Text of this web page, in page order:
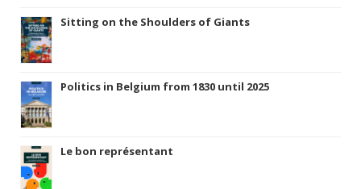
Sitting on the Shoulders of Giants
Politics in Belgium from 1830 until 2025
Le bon représentant